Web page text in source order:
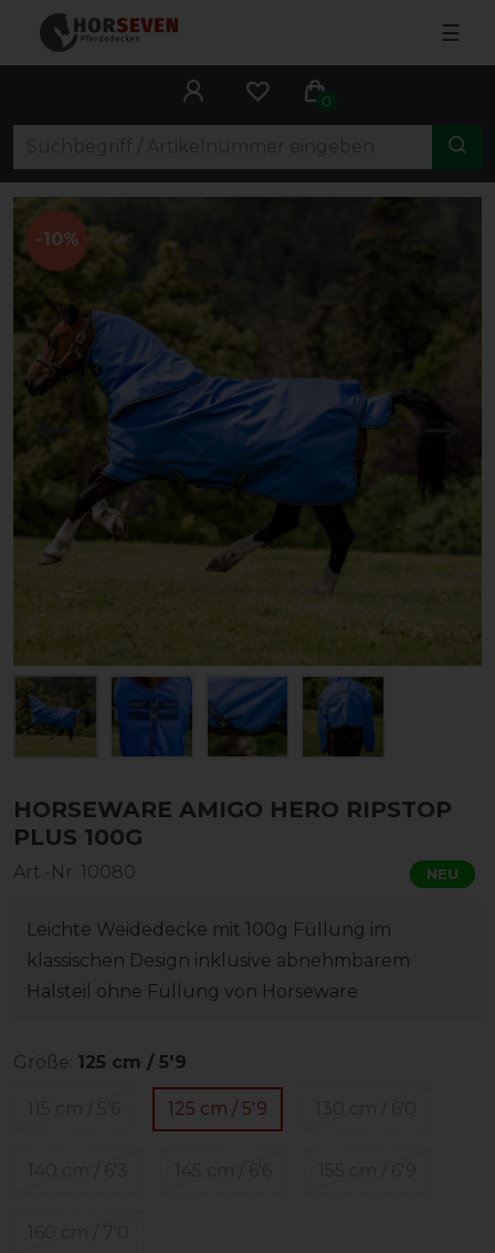
☰
0
-10%
HORSEWARE AMIGO HERO RIPSTOP
PLUS 100G
Art.-Nr: 10080 NEU
Leichte Weidedecke mit 100g Füllung im
klassischen Design inklusive abnehmbarem
Halsteil ohne Füllung von Horseware
Größe: 125 cm / 5'9
125 cm / 5'9